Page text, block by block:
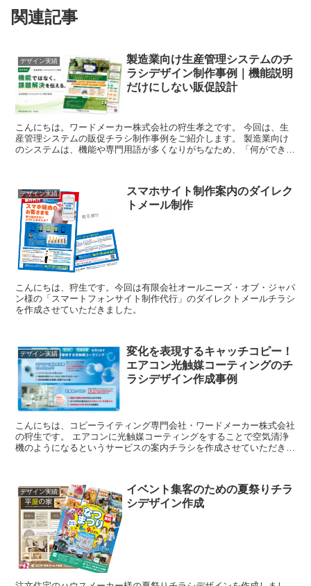
関連記事
デザイン実績
製造業向け生産管理システムのチ
ラシデザイン制作事例｜機能説明
だけにしない販促設計
こんにちは。ワードメーカー株式会社の狩生孝之です。 今回は、生
産管理システムの販促チラシ制作事例をご紹介します。 製造業向け
のシステムは、機能や専門用語が多くなりがちなため、「何ができる
デザイン実績
スマホサイト制作案内のダイレク
トメール制作
こんにちは、狩生です。今回は有限会社オールニーズ・オブ・ジャパ
ン様の「スマートフォンサイト制作代行」のダイレクトメールチラシ
を作成させていただきました。
デザイン実績
変化を表現するキャッチコピー！
エアコン光触媒コーティングのチ
ラシデザイン作成事例
こんにちは、コピーライティング専門会社・ワードメーカー株式会社
の狩生です。 エアコンに光触媒コーティングをすることで空気清浄
機のようになるというサービスの案内チラシを作成させていただきま
デザイン実績
イベント集客のための夏祭りチラ
シデザイン作成